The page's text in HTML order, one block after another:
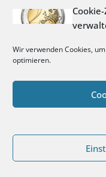
Wir verwenden Cookies,
optimieren.